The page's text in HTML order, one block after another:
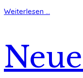
Weiterlesen ...